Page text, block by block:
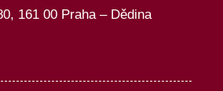
161 00 Praha – Dědina